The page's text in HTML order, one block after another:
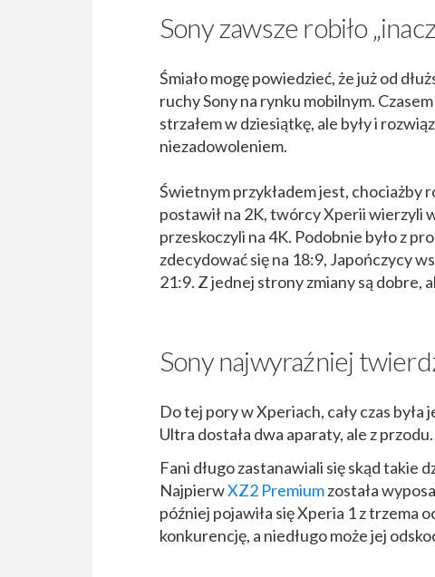
Sony zawsze robiło
Śmiało mogę powiedzieć, że już od
ruchy Sony na rynku mobilnym.
strzałem w dziesiątkę, ale były i
niezadowoleniem.
Świetnym przykładem jest, chociażby
postawił na 2K, twórcy Xperii wierzyli
przeskoczyli na 4K. Podobnie było z
zdecydować się na 18:9, Japończycy
21:9. Z jednej strony zmiany są dobre,
Sony najwyraźniej
Do tej pory w Xperiach, cały czas była
Ultra dostała dwa aparaty, ale z przodu.
Fani długo zastanawiali się skąd takie
NajpierwXZ2 Premiumzostała
później pojawiła się Xperia 1 z trzema
konkurencję, a niedługo może jej